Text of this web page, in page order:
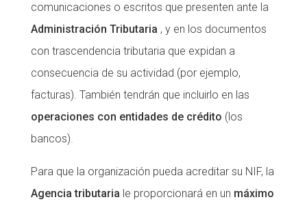
comunicaciones o escritos que presenten ante la
Administración Tributaria , y en los documentos
con trascendencia tributaria que expidan a
consecuencia de su actividad (por ejemplo,
facturas). También tendrán que incluirlo en las
operaciones con entidades de crédito (los
bancos).
Para que la organización pueda acreditar su NIF, la
Agencia tributaria le proporcionará en un máximo